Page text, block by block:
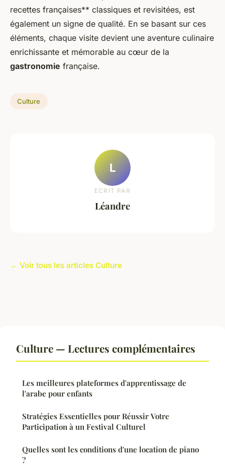
recettes françaises** classiques et revisitées, est
également un signe de qualité. En se basant sur ces
éléments, chaque visite devient une aventure culinaire
enrichissante et mémorable au cœur de la
gastronomie française.
Culture
L
ECRIT PAR
Léandre
← Voir tous les articles Culture
Culture — Lectures complémentaires
Les meilleures plateformes d'apprentissage de
l'arabe pour enfants
Stratégies Essentielles pour Réussir Votre
Participation à un Festival Culturel
Quelles sont les conditions d'une location de piano
?